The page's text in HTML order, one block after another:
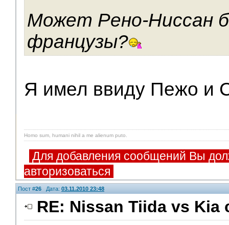
Может Рено-Ниссан
французы?
Я имел ввиду Пежо и
Homo sum, humani nihil a me alienum puto.
Для добавления сообщений Вы
авторизоваться
Пост #26 Дата: 03.11.2010 23:48
RE: Nissan Tiida vs Kia